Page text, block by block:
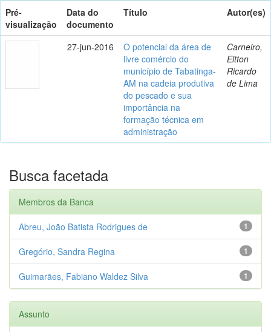
Pré-
visualização
Data do
documento
Título Autor(es)
27-jun-2016
O potencial da área de
livre comércio do
município de Tabatinga-
AM na cadeia produtiva
do pescado e sua
importância na
formação técnica em
administração
Carneiro,
Eltton
Ricardo
de Lima
Busca facetada
Membros da Banca
1
Abreu, João Batista Rodrigues de
1
Gregório, Sandra Regina
1
Guimarães, Fabiano Waldez Silva
Assunto